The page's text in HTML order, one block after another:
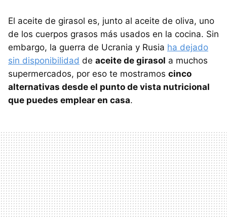
El aceite de girasol es, junto al aceite de oliva, uno
de los cuerpos grasos más usados en la cocina. Sin
embargo, la guerra de Ucrania y Rusia ha dejado
sin disponibilidad de aceite de girasol a muchos
supermercados, por eso te mostramos cinco
alternativas desde el punto de vista nutricional
que puedes emplear en casa.